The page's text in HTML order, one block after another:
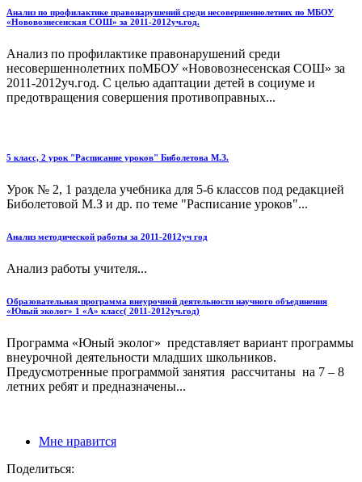
Анализ по профилактике правонарушений среди несовершеннолетних по МБОУ
«Нововознесенская СОШ» за 2011-2012уч.год.
Анализ по профилактике правонарушений среди
несовершеннолетних поМБОУ «Нововознесенская СОШ» за
2011-2012уч.год. С целью адаптации детей в социуме и
предотвращения совершения противоправных...
5 класс, 2 урок "Расписание уроков" Биболетова М.З.
Урок № 2, 1 раздела учебника для 5-6 классов под редакцией
Биболетовой М.З и др. по теме "Расписание уроков"...
Анализ методической работы за 2011-2012уч год
Анализ работы учителя...
Образовательная программа внеурочной деятельности научного объединения
«Юный эколог» 1 «А» класс( 2011-2012уч.год)
Программа «Юный эколог» представляет вариант программы
внеурочной деятельности младших школьников.
Предусмотренные программой занятия рассчитаны на 7 – 8
летних ребят и предназначены...
Мне нравится
Поделиться: